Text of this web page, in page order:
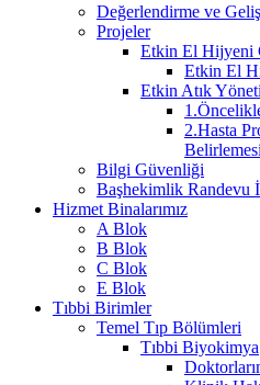
Değerlendirme ve
Projeler
Etkin El Hijyeni
Etkin El
Etkin Atık
2.Hasta
Bilgi Güvenliği
Başhekimlik Randevu
Hizmet Binalarımız
A Blok
B Blok
C Blok
E Blok
Tıbbi Birimler
Temel Tıp Bölümleri
Tıbbi Biyokimya